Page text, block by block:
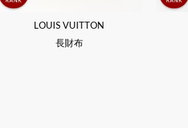
LOUIS VUITTON
長財布